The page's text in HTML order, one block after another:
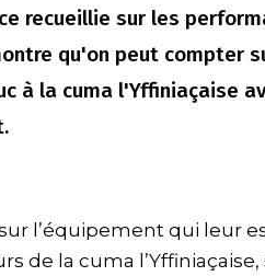
recueillie sur les
qu'on peut compter
à la cuma l'Yffiniaçaise
l’équipement qui leur
de la cuma